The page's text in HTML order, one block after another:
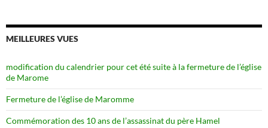
MEILLEURES VUES
modification du calendrier pour cet été suite à la fermeture de l’église
de Marome
Fermeture de l’église de Maromme
Commémoration des 10 ans de l’assassinat du père Hamel